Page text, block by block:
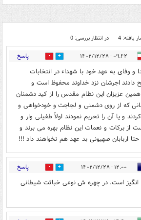
یافته: 4 در انتظار بررسی: 0
۰۹:۴۲ - ۱۴۰۲/۱۲/۲۸ 4 پاسخ
وفای به عهد خود با شهداء در انتخابات
اجرشان نزد خداوند محفوظ است و
عزیزان این نظام مقدس را از کید دشمنان
که از روی دشمنی و لجاجت و خودخواهی و
و یا آن را تحریم نمودند اولاً طفیلی وار و
برکات و نعمات این نظام بهره می برند و
حتا اربابان صهیونی بد عهد هم نخواهند داد !!!
۱۲:۰۰ - ۱۴۰۲/۱۲/۲۸ 4 پاسخ
انگیز است. در چهره ش نوعی خباثت شیطانی